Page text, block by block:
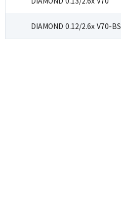
DIAMOND 0.12/2.6x V70-BS